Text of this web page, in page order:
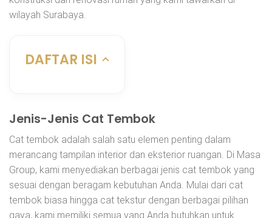
wilayah Surabaya.
DAFTAR ISI
Jenis-Jenis Cat Tembok
Cat tembok adalah salah satu elemen penting dalam
merancang tampilan interior dan eksterior ruangan. Di Masa
Group, kami menyediakan berbagai jenis cat tembok yang
sesuai dengan beragam kebutuhan Anda. Mulai dari cat
tembok biasa hingga cat tekstur dengan berbagai pilihan
gaya, kami memiliki semua yang Anda butuhkan untuk